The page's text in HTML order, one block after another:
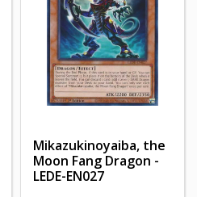
Mikazukinoyaiba, the
Moon Fang Dragon -
LEDE-EN027